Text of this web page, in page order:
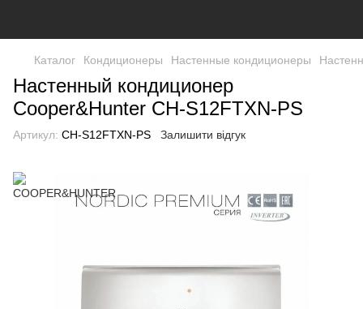
Каталог Кондиционеры Настенные кондиционеры
Настенный кондиционер
Cooper&Hunter CH-S12FTXN-PS
Артикул: CH-S12FTXN-PS Залишити відгук